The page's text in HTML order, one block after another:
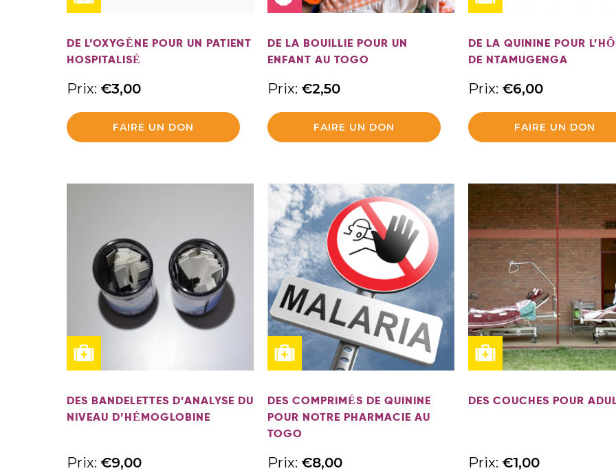
DE L’OXYGÈNE POUR UN PATIENT
HOSPITALISÉ
Prix: €3,00
FAIRE UN DON
DE LA BOUILLIE POUR UN
ENFANT AU TOGO
Prix: €2,50
FAIRE UN DON
DE LA QUININE POUR
DE NTAMUGENGA
Prix: €6,00
FAIRE UN DON
DES BANDELETTES D’ANALYSE DU
NIVEAU D’HÉMOGLOBINE
Prix: €9,00
DES COMPRIMÉS DE QUININE
POUR NOTRE PHARMACIE AU
TOGO
Prix: €8,00
DES COUCHES POUR
Prix: €1,00